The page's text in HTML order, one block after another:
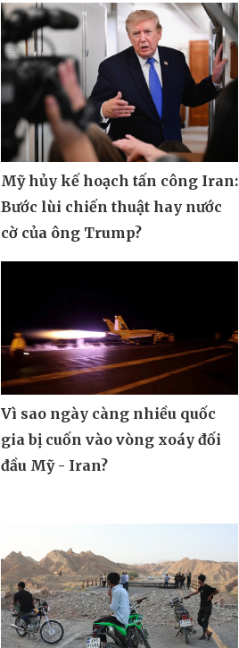
Mỹ hủy kế hoạch tấn công Iran:
Bước lùi chiến thuật hay nước
cờ của ông Trump?
Vì sao ngày càng nhiều quốc
gia bị cuốn vào vòng xoáy đối
đầu Mỹ - Iran?